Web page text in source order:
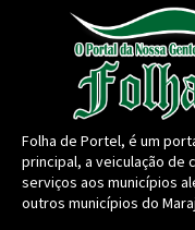
Folha de Portel, é um
principal, a veiculação de
serviços aos municípios
outros municípios do